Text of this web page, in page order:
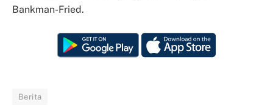
Bankman-Fried.
Berita